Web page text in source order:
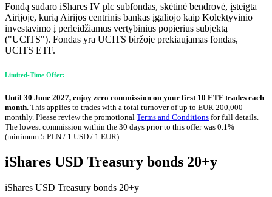
Fondą sudaro iShares IV plc subfondas, skėtinė bendrovė, įsteigta
Airijoje, kurią Airijos centrinis bankas įgaliojo kaip Kolektyvinio
investavimo į perleidžiamus vertybinius popierius subjektą
("UCITS"). Fondas yra UCITS biržoje prekiaujamas fondas,
UCITS ETF.
Limited-Time Offer:
Until 30 June 2027, enjoy zero commission on your first 10 ETF trades each
month. This applies to trades with a total turnover of up to EUR 200,000
monthly. Please review the promotional Terms and Conditions for full details.
The lowest commission within the 30 days prior to this offer was 0.1%
(minimum 5 PLN / 1 USD / 1 EUR).
iShares USD Treasury bonds 20+y
iShares USD Treasury bonds 20+y